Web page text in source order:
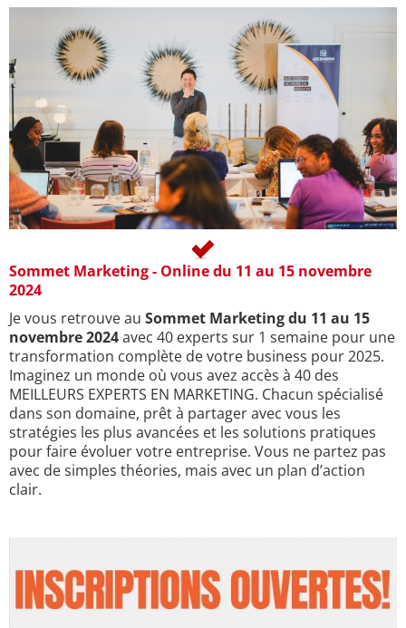
Sommet Marketing - Online du 11 au 15 novembre
2024
Je vous retrouve au Sommet Marketing du 11 au 15
novembre 2024avec 40 experts sur 1 semaine pour une
transformation complète de votre business pour 2025.
Imaginez un monde où vous avez accès à 40 des
MEILLEURS EXPERTS EN MARKETING. Chacun spécialisé
dans son domaine, prêt à partager avec vous les
stratégies les plus avancées et les solutions pratiques
pour faire évoluer votre entreprise. Vous ne partez pas
avec de simples théories, mais avec un plan d’action
clair.